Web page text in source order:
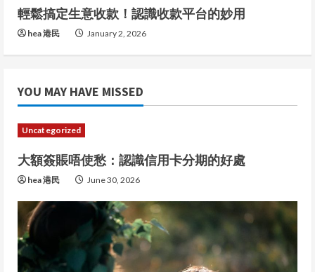
i
n
輕鬆搞定生意收款！認識收款平台的妙用
hea 港民 January 2, 2026
YOU MAY HAVE MISSED
Uncategorized
大額簽賬唔使愁：認識信用卡分期的好處
hea 港民 June 30, 2026